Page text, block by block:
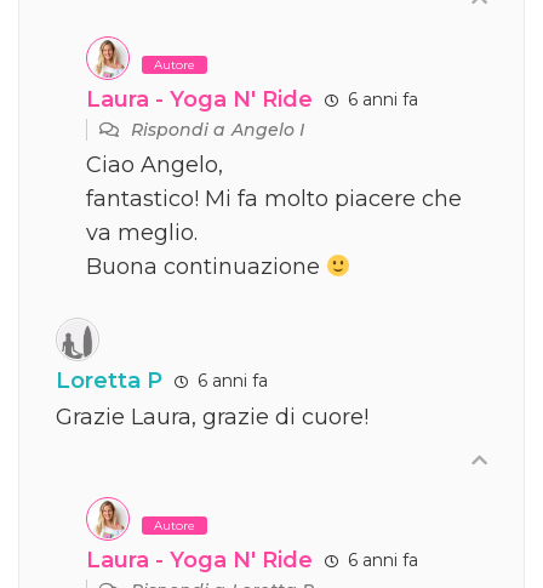
Autore
Laura - Yoga N' Ride
6 anni fa
Rispondi aAngelo I
Ciao Angelo,
fantastico! Mi fa molto piacere che
va meglio.
Buona continuazione
Loretta P 6 anni fa
Grazie Laura, grazie di cuore!
Autore
Laura - Yoga N' Ride
6 anni fa